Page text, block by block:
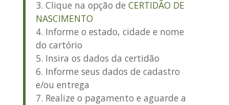
Clique na opção de CERTIDÃO DE
NASCIMENTO
Informe o estado, cidade e nome
do cartório
Insira os dados da certidão
Informe seus dados de cadastro
e/ou entrega
Realize o pagamento e aguarde a